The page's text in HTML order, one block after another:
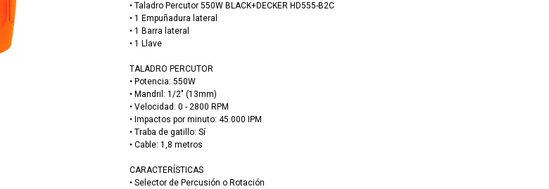
• Taladro Percutor 550W BLACK+DECKER HD555-B2C
• 1 Empuñadura lateral
• 1 Barra lateral
• 1 Llave
TALADRO PERCUTOR
• Potencia: 550W
• Mandril: 1/2" (13mm)
• Velocidad: 0 - 2800 RPM
• Impactos por minuto: 45.000 IPM
• Traba de gatillo: Sí
• Cable: 1,8 metros
CARACTERÍSTICAS
• Selector de Percusión o Rotación